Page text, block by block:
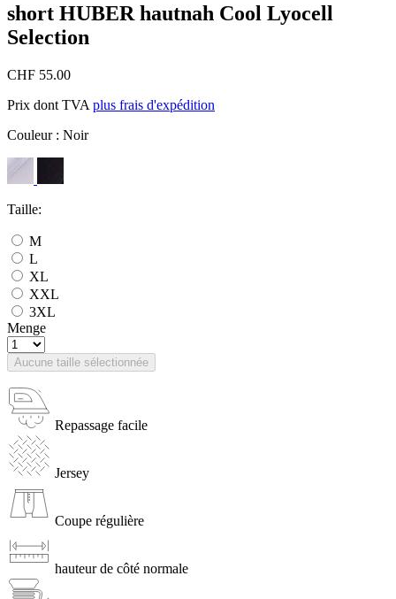
short HUBER hautnah Cool Lyocell
Selection
CHF 55.00
Prix dont TVA plus frais d'expédition
Couleur : Noir
Taille:
M
L
XL
XXL
3XL
Menge
Aucune taille sélectionnée
Repassage facile
Jersey
Coupe régulière
hauteur de côté normale